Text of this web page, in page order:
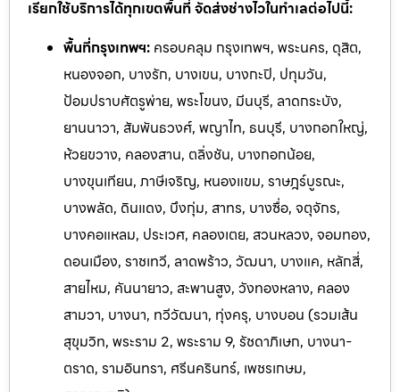
เรียกใช้บริการได้ทุกเขตพื้นที่ จัดส่งช่างไวในทำเลต่อไปนี้:
พื้นที่กรุงเทพฯ: ครอบคลุม กรุงเทพฯ, พระนคร, ดุสิต,
หนองจอก, บางรัก, บางเขน, บางกะปิ, ปทุมวัน,
ป้อมปราบศัตรูพ่าย, พระโขนง, มีนบุรี, ลาดกระบัง,
ยานนาวา, สัมพันธวงศ์, พญาไท, ธนบุรี, บางกอกใหญ่,
ห้วยขวาง, คลองสาน, ตลิ่งชัน, บางกอกน้อย,
บางขุนเทียน, ภาษีเจริญ, หนองแขม, ราษฎร์บูรณะ,
บางพลัด, ดินแดง, บึงกุ่ม, สาทร, บางซื่อ, จตุจักร,
บางคอแหลม, ประเวศ, คลองเตย, สวนหลวง, จอมทอง,
ดอนเมือง, ราชเทวี, ลาดพร้าว, วัฒนา, บางแค, หลักสี่,
สายไหม, คันนายาว, สะพานสูง, วังทองหลาง, คลอง
สามวา, บางนา, ทวีวัฒนา, ทุ่งครุ, บางบอน (รวมเส้น
สุขุมวิท, พระราม 2, พระราม 9, รัชดาภิเษก, บางนา-
ตราด, รามอินทรา, ศรีนครินทร์, เพชรเกษม,